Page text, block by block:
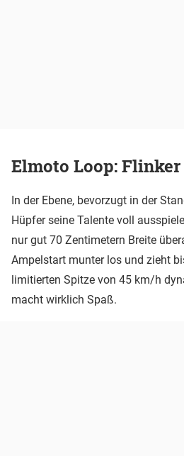
Elmoto Loop:
In der Ebene, bevorzugt in der
Hüpfer seine Talente voll
nur gut 70 Zentimetern Breite
Ampelstart munter los und zieht
limitierten Spitze von 45 km/h
macht wirklich Spaß.